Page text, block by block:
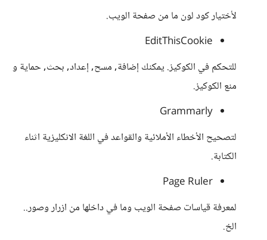
لأختيار كود لون ما من صفحة الويب.
EditThisCookie
للتحكم في الكوكيز. يمكنك إضافة, مسح, إعداد, بحث, حماية و
منع الكوكيز.
Grammarly
لتصحيح الأخطاء الأملائية والقواعد في اللغة الانكليزية اثناء
الكتابة.
‪Page Ruler‬
لمعرفة قياسات صفحة الويب وما في داخلها من ازرار وصور..
الخ.